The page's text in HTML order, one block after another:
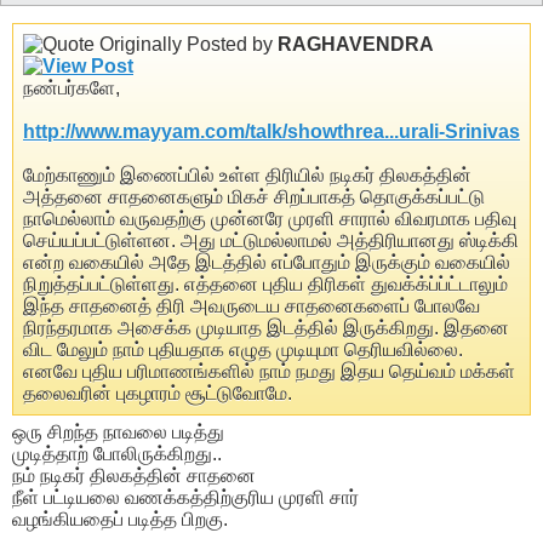
Originally Posted by RAGHAVENDRA
நண்பர்களே,
http://www.mayyam.com/talk/showthrea...urali-Srinivas
மேற்காணும் இணைப்பில் உள்ள திரியில் நடிகர் திலகத்தின்
அத்தனை சாதனைகளும் மிகச் சிறப்பாகத் தொகுக்கப்பட்டு
நாமெல்லாம் வருவதற்கு முன்னரே முரளி சாரால் விவரமாக பதிவு
செய்யப்பட்டுள்ளன. அது மட்டுமல்லாமல் அத்திரியானது ஸ்டிக்கி
என்ற வகையில் அதே இடத்தில் எப்போதும் இருக்கும் வகையில்
நிறுத்தப்பட்டுள்ளது. எத்தனை புதிய திரிகள் துவக்க்ப்ப்ட்டாலும்
இந்த சாதனைத் திரி அவருடைய சாதனைகளைப் போலவே
நிரந்தரமாக அசைக்க முடியாத இடத்தில் இருக்கிறது. இதனை
விட மேலும் நாம் புதியதாக எழுத முடியுமா தெரியவில்லை.
எனவே புதிய பரிமாணங்களில் நாம் நமது இதய தெய்வம் மக்கள்
தலைவரின் புகழாரம் சூட்டுவோமே.
ஒரு சிறந்த நாவலை படித்து
முடித்தாற் போலிருக்கிறது..
நம் நடிகர் திலகத்தின் சாதனை
நீள் பட்டியலை வணக்கத்திற்குரிய முரளி சார்
வழங்கியதைப் படித்த பிறகு.